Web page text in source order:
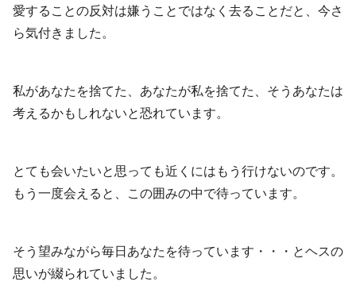
愛することの反対は嫌うことではなく去ることだと、今さ
ら気付きました。
私があなたを捨てた、あなたが私を捨てた、そうあなたは
考えるかもしれないと恐れています。
とても会いたいと思っても近くにはもう行けないのです。
もう一度会えると、この囲みの中で待っています。
そう望みながら毎日あなたを待っています・・・とヘスの
思いが綴られていました。